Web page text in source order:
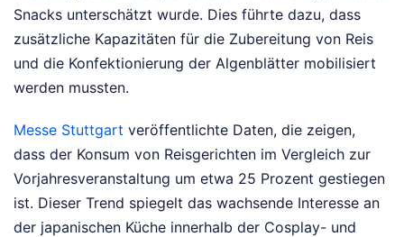
Snacks unterschätzt wurde. Dies führte dazu, dass
zusätzliche Kapazitäten für die Zubereitung von Reis
und die Konfektionierung der Algenblätter mobilisiert
werden mussten.
Messe Stuttgart veröffentlichte Daten, die zeigen,
dass der Konsum von Reisgerichten im Vergleich zur
Vorjahresveranstaltung um etwa 25 Prozent gestiegen
ist. Dieser Trend spiegelt das wachsende Interesse an
der japanischen Küche innerhalb der Cosplay- und